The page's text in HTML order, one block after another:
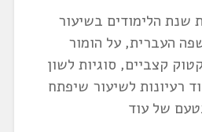
שנת הלימודים בשיעור
העברית, על הומור
קצביים, סוגיות לשון
רעיונות לשיעור שיפתח
של עוד